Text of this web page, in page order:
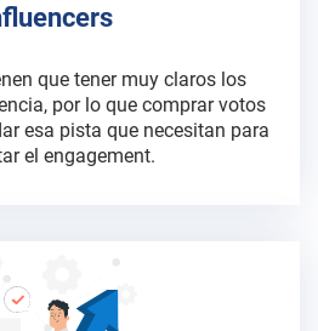
que tener muy claros los
por lo que comprar votos
esa pista que necesitan para
el engagement.